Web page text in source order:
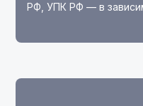
РФ, УПК РФ — в